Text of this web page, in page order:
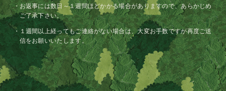
お返事には数日～１週間ほどかかる場合がありますので、あらかじめ
ご了承下さい。
１週間以上経ってもご連絡がない場合は、大変お手数ですが再度ご送
信をお願いいたします。